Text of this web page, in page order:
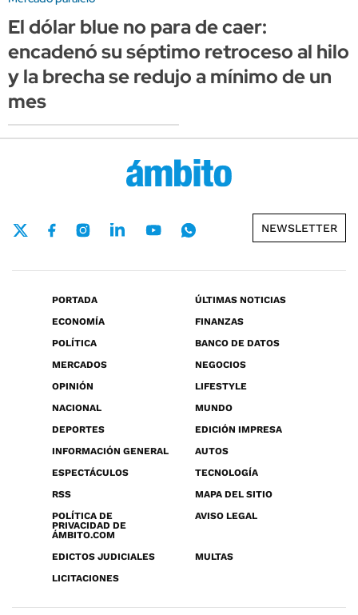
El dólar blue no para de caer:
encadenó su séptimo retroceso al hilo
y la brecha se redujo a mínimo de un
mes
NEWSLETTER
PORTADA
ÚLTIMAS NOTICIAS
ECONOMÍA
FINANZAS
POLÍTICA
BANCO DE DATOS
MERCADOS
NEGOCIOS
OPINIÓN
LIFESTYLE
NACIONAL
MUNDO
DEPORTES
EDICIÓN IMPRESA
INFORMACIÓN GENERAL
AUTOS
ESPECTÁCULOS
TECNOLOGÍA
RSS
MAPA DEL SITIO
POLÍTICA DE
PRIVACIDAD DE
ÁMBITO.COM
AVISO LEGAL
EDICTOS JUDICIALES
MULTAS
LICITACIONES